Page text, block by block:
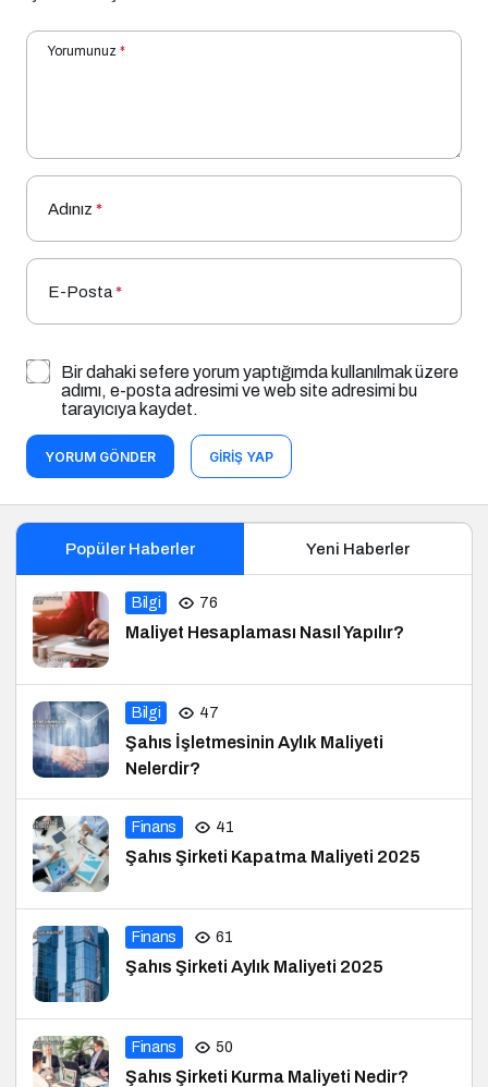
Yorumunuz *
Adınız *
E-Posta*
Bir dahaki sefere yorum yaptığımda kullanılmak üzere
adımı, e-posta adresimi ve web site adresimi bu
tarayıcıya kaydet.
YORUM GÖNDER GIRIŞ YAP
Popüler Haberler Yeni Haberler
Bilgi 76
Maliyet Hesaplaması Nasıl Yapılır?
Bilgi 47
Şahıs İşletmesinin Aylık Maliyeti
Nelerdir?
Finans 41
Şahıs Şirketi Kapatma Maliyeti 2025
Finans 61
Şahıs Şirketi Aylık Maliyeti 2025
Finans 50
Şahıs Şirketi Kurma Maliyeti Nedir?